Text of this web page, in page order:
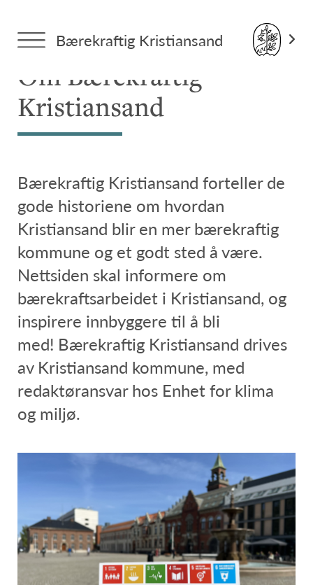
Bærekraftig Kristiansand
Om Bærekraftig
Kristiansand
Bærekraftig Kristiansand forteller de
gode historiene om hvordan
Kristiansand blir en mer bærekraftig
kommune og et godt sted å være.
Nettsiden skal informere om
bærekraftsarbeidet i Kristiansand, og
inspirere innbyggere til å bli
med! Bærekraftig Kristiansand drives
av Kristiansand kommune, med
redaktøransvar hos Enhet for klima
og miljø.